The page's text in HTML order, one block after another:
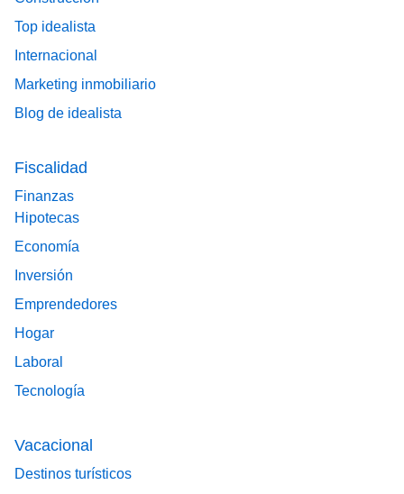
Top idealista
Internacional
Marketing inmobiliario
Blog de idealista
Fiscalidad
Finanzas
Hipotecas
Economía
Inversión
Emprendedores
Hogar
Laboral
Tecnología
Vacacional
Destinos turísticos